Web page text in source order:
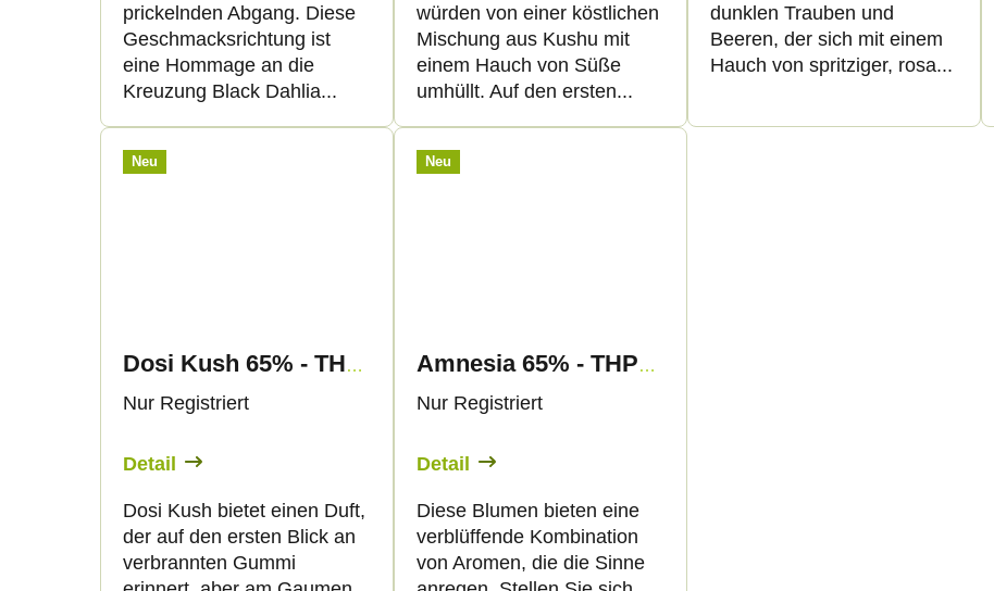
e
o
d
u
prickelnden Abgang. Diese
Geschmacksrichtung ist
eine Hommage an die
Kreuzung Black Dahlia...
würden von einer köstlichen
Mischung aus Kushu mit
einem Hauch von Süße
umhüllt. Auf den ersten...
dunklen Trauben und
Beeren, der sich mit einem
Hauch von spritziger, rosa...
Neu
Dosi Kush 65% - THP420 Blüten - Canapuff
Nur Registriert
Detail
Dosi Kush bietet einen Duft,
der auf den ersten Blick an
verbrannten Gummi
Neu
Amnesia 65% - THP420 Blüten - Canapuff
Nur Registriert
Detail
Diese Blumen bieten eine
verblüffende Kombination
von Aromen, die die Sinne